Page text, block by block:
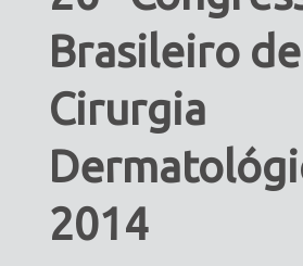
Brasileiro de
Cirurgia
2014